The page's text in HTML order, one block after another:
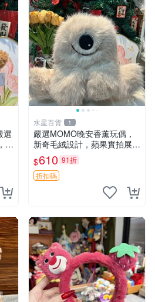
選
贈
水星百貨 1
嚴選MOMO晚安香薰玩偶，
新奇毛絨設計，蘋果實拍展
示，成色極佳 晚安香薰 馮娃
娃 毛絨玩偶
$610 91折
折扣碼